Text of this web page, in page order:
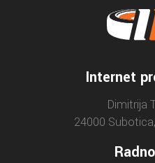
Internet
Dimitrija
24000